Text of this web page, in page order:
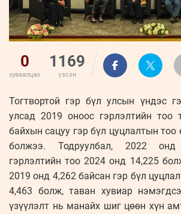
0
хуваалцах
1169
үзсэн
Тогтвортой гэр бүл улсын үндэс
улсад 2019 оноос гэрлэлтийн тоо
байхын сацуу гэр бүл цуцлалтын тоо
болжээ. Тодруулбал, 2022
гэрлэлтийн тоо 2024 онд 14,225
2019 онд 4,262 байсан гэр бүл
4,463 болж, таван хувиар
үзүүлэлт нь манайх шиг цөөн хүн